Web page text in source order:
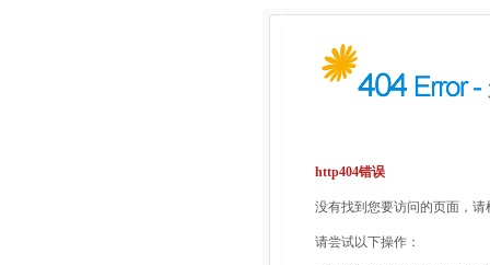
http404错误
没有找到您要访问的页面，
请尝试以下操作：